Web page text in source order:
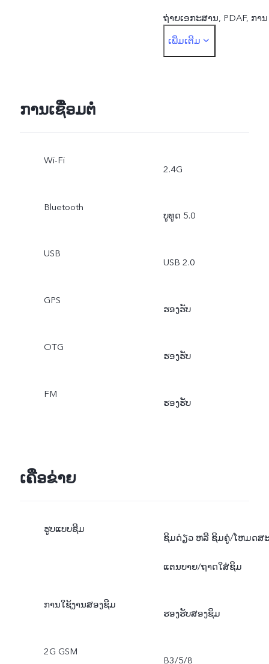
ຖ່າຍເອກະສານ, ​PDAF, ການ
ສັ່ງງານດ້ວຍສຽງ, HDR
ເພີ່ມເຕີມ
ການເຊື່ອມຕໍ່
Wi-Fi
2.4G
Bluetooth
ບູທູດ 5.0
USB
USB 2.0
GPS
ຮອງຮັບ
OTG
ຮອງຮັບ
FM
ຮອງຮັບ
ເຄືອຂ່າຍ
ຮູບແບບຊີມ
ຊິມດ່ຽວ ຫລື ຊິມຄູ່/ໂຫມດສະ
ແຕນບາຍ/ຖາດໃສ່ຊິມ
ການໃຊ້ງານສອງຊີມ
ຮອງຮັບສອງຊິມ
2G GSM
B3/5/8